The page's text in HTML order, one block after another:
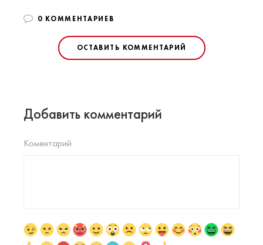
0 КОММЕНТАРИЕВ
ОСТАВИТЬ КОММЕНТАРИЙ
Добавить комментарий
Коментарий